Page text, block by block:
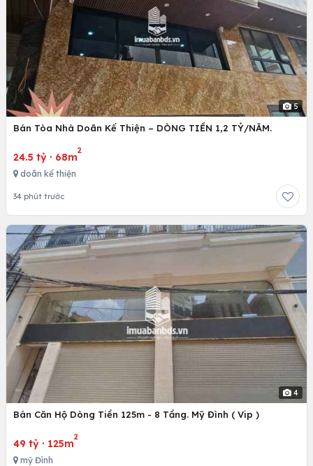
5
Bán Tòa Nhà Doãn Kế Thiện – DÒNG TIỀN 1,2 TỶ/NĂM.
24.5 tỷ · 68m
2
doãn kế thiện
34 phút trước
4
Bán Căn Hộ Dòng Tiền 125m - 8 Tầng. Mỹ Đình ( Vip )
49 tỷ · 125m
2
mỹ Đình